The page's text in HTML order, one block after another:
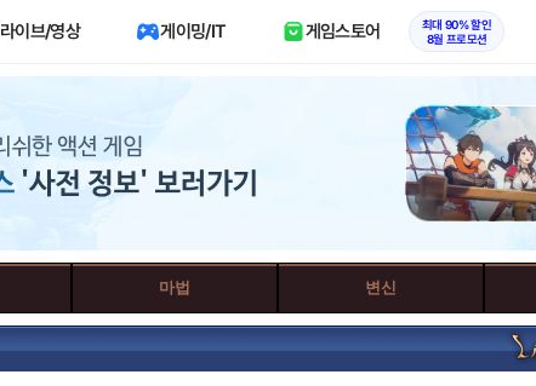
라이브/영상 게이밍/IT 게임스토어
최대 90% 할인
8월 프로모션
마법 변신